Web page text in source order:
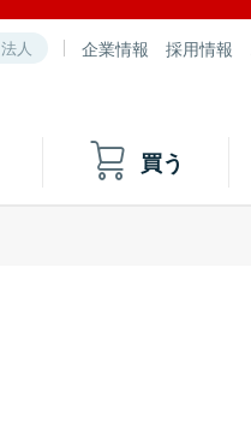
法人 企業情報 採用情報
買う